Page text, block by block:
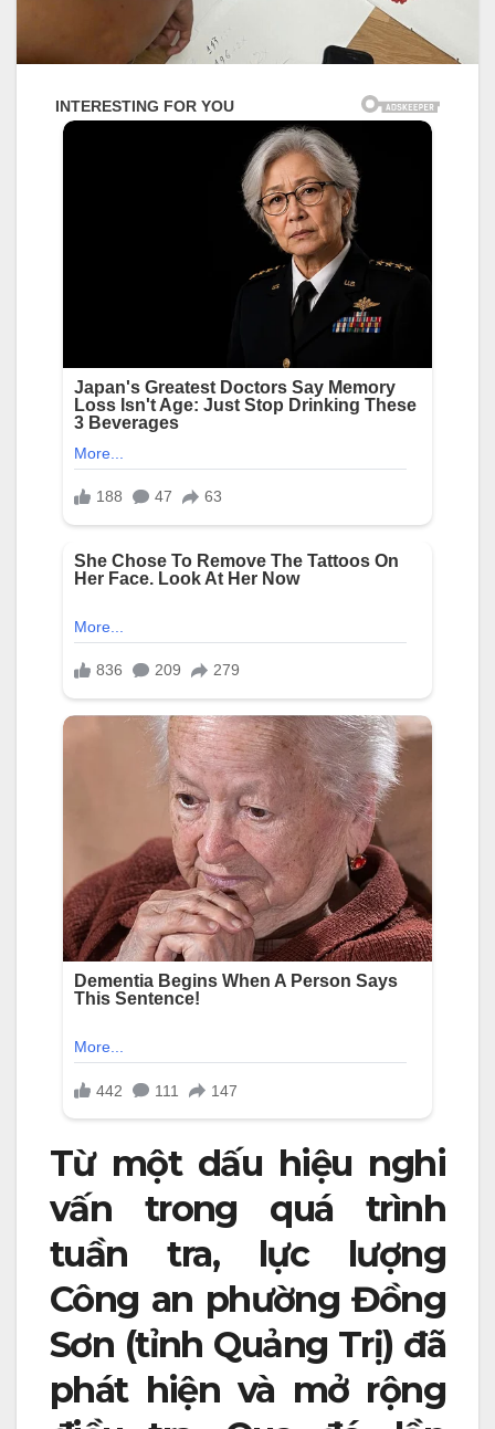
Từ một dấu hiệu nghi
vấn trong quá trình
tuần tra, lực lượng
Công an phường Đồng
Sơn (tỉnh Quảng Trị) đã
phát hiện và mở rộng